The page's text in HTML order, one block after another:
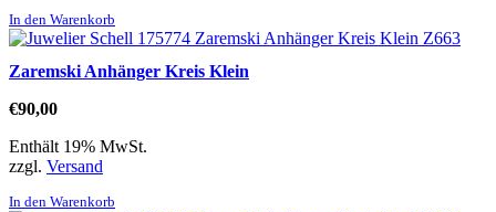
In den Warenkorb
Zaremski Anhänger Kreis Klein
€90,00
Enthält 19% MwSt.
zzgl. Versand
In den Warenkorb